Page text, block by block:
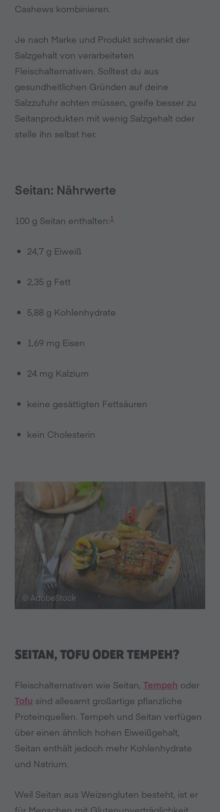
Cashews kombinieren.
Je nach Marke und Produkt schwankt der
Salzgehalt von verarbeiteten
Fleischalternativen. Solltest du aus
gesundheitlichen Gründen auf deine
Salzzufuhr achten müssen, greife besser zu
Seitanprodukten mit wenig Salzgehalt oder
stelle ihn selbst her.
Seitan: Nährwerte
100 g Seitan enthalten:1
24,7 g Eiweiß
2,35 g Fett
5,88 g Kohlenhydrate
1,69 mg Eisen
24 mg Kalzium
keine gesättigten Fettsäuren
kein Cholesterin
© AdobeStock
SEITAN, TOFU ODER TEMPEH?
Fleischalternativen wie Seitan, Tempeh oder
Tofu sind allesamt großartige pflanzliche
Proteinquellen. Tempeh und Seitan verfügen
über einen ähnlich hohen Eiweißgehalt,
Seitan enthält jedoch mehr Kohlenhydrate
und Natrium.
Weil Seitan aus Weizengluten besteht, ist er